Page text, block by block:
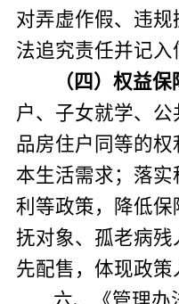
对弄虚作假、违
法追究责任并记入
（ 四 ）权益保
户、子女就学、
品房住户同等的
本生活需求；落
利等政策，降低
抚对象、孤老病
先配售，体现政策